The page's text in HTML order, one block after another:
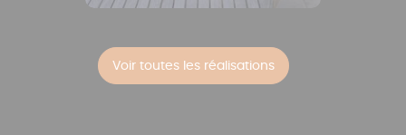
Voir toutes les réalisations